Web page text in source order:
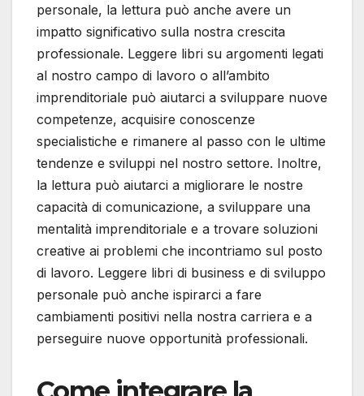
personale, la lettura può anche avere un
impatto significativo sulla nostra crescita
professionale. Leggere libri su argomenti legati
al nostro campo di lavoro o all’ambito
imprenditoriale può aiutarci a sviluppare nuove
competenze, acquisire conoscenze
specialistiche e rimanere al passo con le ultime
tendenze e sviluppi nel nostro settore. Inoltre,
la lettura può aiutarci a migliorare le nostre
capacità di comunicazione, a sviluppare una
mentalità imprenditoriale e a trovare soluzioni
creative ai problemi che incontriamo sul posto
di lavoro. Leggere libri di business e di sviluppo
personale può anche ispirarci a fare
cambiamenti positivi nella nostra carriera e a
perseguire nuove opportunità professionali.